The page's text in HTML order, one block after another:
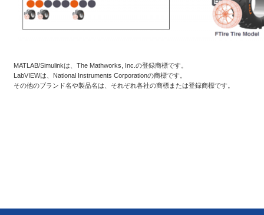
MATLAB/Simulinkは、The Mathworks, Inc.の登録商標です。
LabVIEWは、National Instruments Corporationの商標です。
その他のブランド名や製品名は、それぞれ各社の商標または登録商標です。